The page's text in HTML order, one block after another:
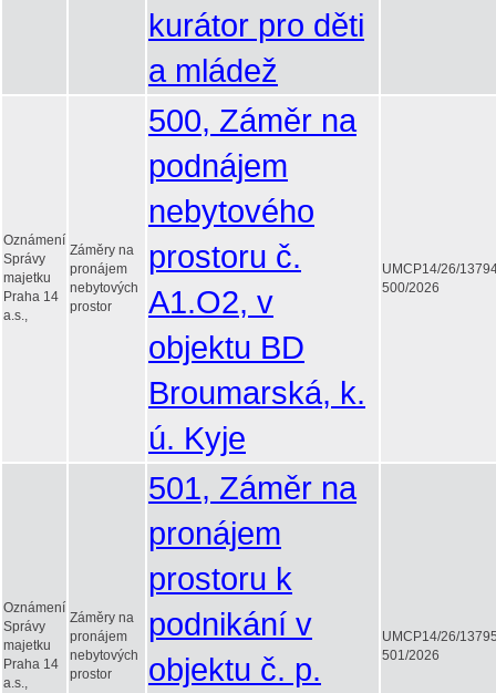
kurátor pro děti
a mládež
Oznámení
Správy
majetku
Praha 14
a.s.,
Záměry na
pronájem
nebytových
prostor
500, Záměr na
podnájem
nebytového
prostoru č.
A1.O2, v
objektu BD
Broumarská, k.
ú. Kyje
UMCP14/26/
500/2026
Oznámení
Správy
majetku
Praha 14
a.s.,
Záměry na
pronájem
nebytových
prostor
501, Záměr na
pronájem
prostoru k
podnikání v
objektu č. p.
UMCP14/26/
501/2026